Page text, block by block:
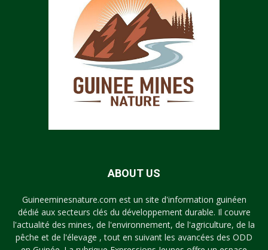
ABOUT US
Guineeminesnature.com est un site d'information guinéen
dédié aux secteurs clés du développement durable. Il couvre
l'actualité des mines, de l'environnement, de l'agriculture, de la
pêche et de l'élevage , tout en suivant les avancées des ODD